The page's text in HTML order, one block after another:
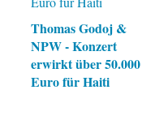
Thomas Godoj &
NPW - Konzert
erwirkt über 50.000
Euro für Haiti